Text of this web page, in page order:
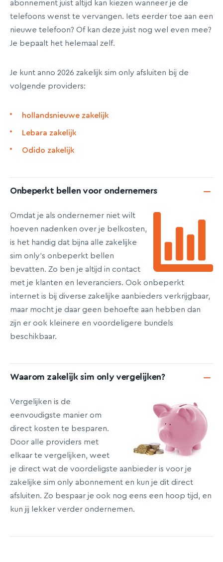
abonnement juist altijd kan kiezen wanneer je de
telefoons wenst te vervangen. Iets eerder toe aan een
nieuwe telefoon? Of kan deze juist nog wel even mee?
Je bepaalt het helemaal zelf.
Je kunt anno 2026 zakelijk sim only afsluiten bij de
volgende providers:
hollandsnieuwe zakelijk
Lebara zakelijk
Odido zakelijk
Onbeperkt bellen voor ondernemers
Omdat je als ondernemer niet wilt
hoeven nadenken over je belkosten,
is het handig dat bijna alle zakelijke
sim only's onbeperkt bellen
bevatten. Zo ben je altijd in contact
met je klanten en leveranciers. Ook onbeperkt
internet is bij diverse zakelijke aanbieders verkrijgbaar,
maar mocht je daar geen behoefte aan hebben dan
zijn er ook kleinere en voordeligere bundels
beschikbaar.
Waarom zakelijk sim only vergelijken?
Vergelijken is de
eenvoudigste manier om
direct kosten te besparen.
Door alle providers met
elkaar te vergelijken, weet
je direct wat de voordeligste aanbieder is voor je
zakelijke sim only abonnement en kun je dit direct
afsluiten. Zo bespaar je ook nog eens een hoop tijd, en
kun jij lekker verder ondernemen.